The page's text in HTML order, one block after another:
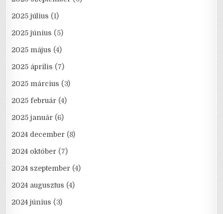
2025 július (1)
2025 június (5)
2025 május (4)
2025 április (7)
2025 március (3)
2025 február (4)
2025 január (6)
2024 december (8)
2024 október (7)
2024 szeptember (4)
2024 augusztus (4)
2024 június (3)